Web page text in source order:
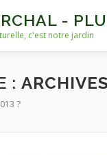
-
c'est notre jardin
D’OISEAUX
:
?